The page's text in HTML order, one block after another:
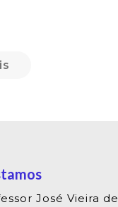
José Vieira de